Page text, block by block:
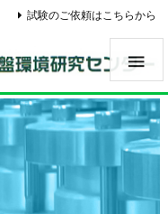

試験のご依頼はこちらから